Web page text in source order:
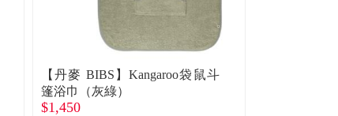
【丹麥 BIBS】Kangaroo袋鼠斗
篷浴巾（灰綠）
$1,450